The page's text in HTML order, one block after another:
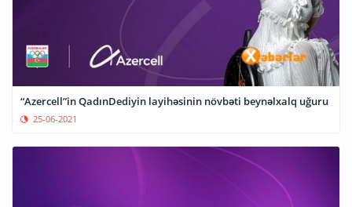
“Azercell”in QadınDediyin layihəsinin növbəti beynəlxalq uğuru
25-06-2021